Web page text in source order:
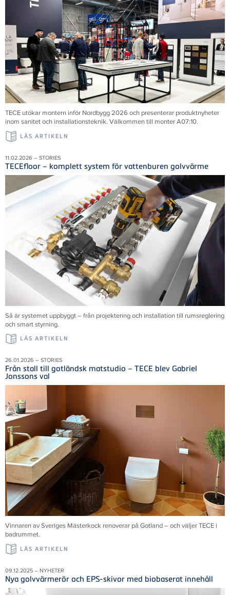
TECE utökar montern inför Nordbygg 2026 och presenterar produktnyheter
inom sanitet och installationsteknik. Välkommen till monter A07:10.
LÄS ARTIKELN
11.02.2026 – STORIES
TECEfloor – komplett system för vattenburen golvvärme
Så är systemet uppbyggt – från projektering och installation till rumsreglering
och smart styrning.
LÄS ARTIKELN
26.01.2026 – STORIES
Från stall till gotländsk matstudio – TECE blev Gabriel
Jonssons val
Vinnaren av Sveriges Mästerkock renoverar på Gotland – och väljer TECE i
badrummet.
LÄS ARTIKELN
09.12.2025 – NYHETER
Nya golvvärmerör och EPS-skivor med biobaserat innehåll